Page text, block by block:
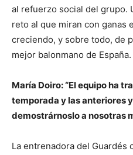
al refuerzo social del grupo.
reto al que miran con ganas
creciendo, y sobre todo, de
mejor balonmano de España.
María Doiro: “El equipo ha
temporada y las anteriores
demostrárnoslo a nosotras
La entrenadora del Guardés